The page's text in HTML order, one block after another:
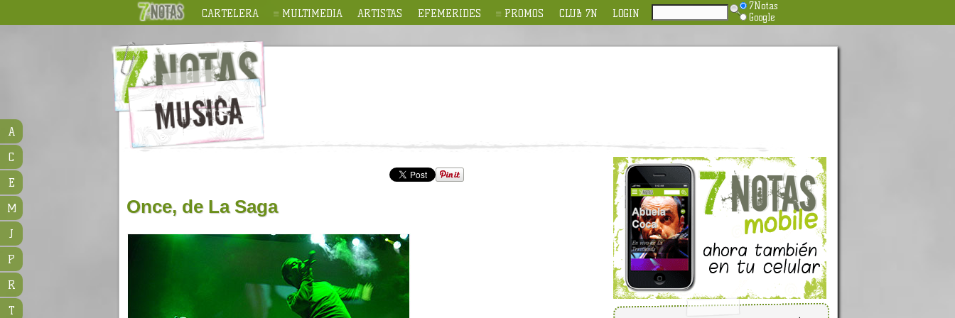
CARTELERA MULTIMEDIA ARTISTAS EFEMERIDES PROMOS CLUB 7N LOGIN
7Notas
Google
Once, de La Saga
A
C
E
M
J
P
R
T